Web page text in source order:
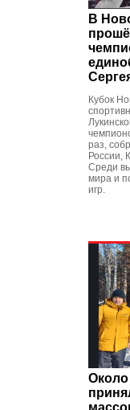
В
Кубок
раз,
России,
Среди
мира и
игр.
Около